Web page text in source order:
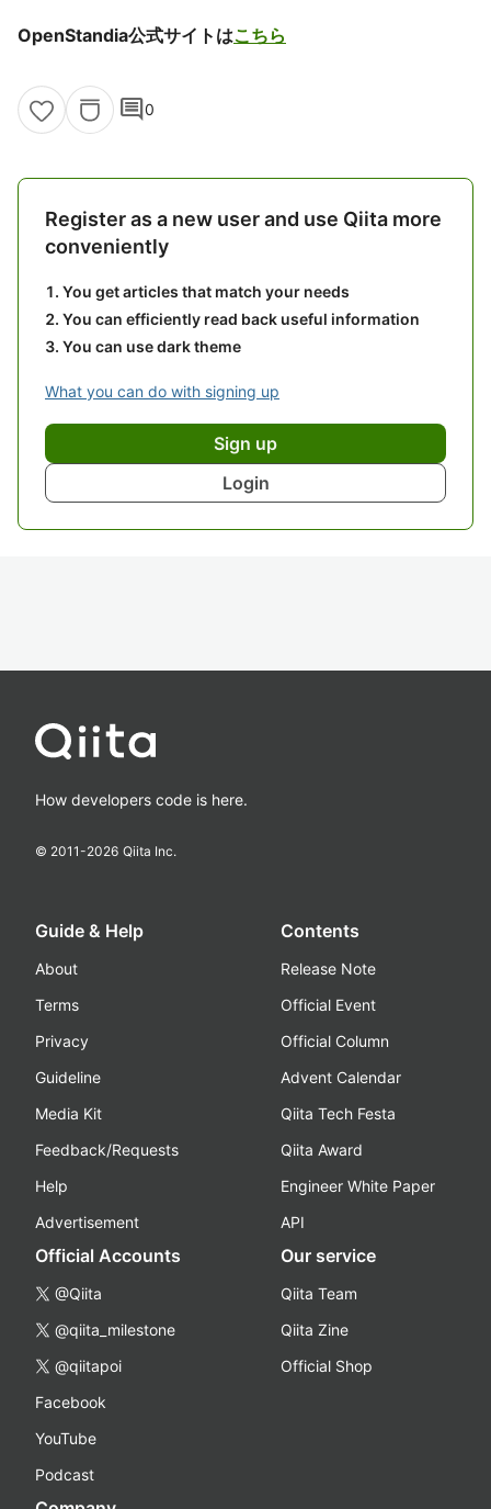
OpenStandia公式サイトはこちら
comment0
Register as a new user and use Qiita more
conveniently
You get articles that match your needs
You can efficiently read back useful information
You can use dark theme
What you can do with signing up
Sign up
Login
How developers code is here.
© 2011-2026 Qiita Inc.
Guide & Help
About
Terms
Privacy
Guideline
Media Kit
Feedback/Requests
Help
Advertisement
Contents
Release Note
Official Event
Official Column
Advent Calendar
Qiita Tech Festa
Qiita Award
Engineer White Paper
API
Official Accounts
@Qiita
@qiita_milestone
@qiitapoi
Facebook
YouTube
Podcast
Our service
Qiita Team
Qiita Zine
Official Shop